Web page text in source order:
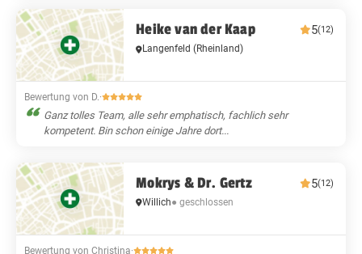
Heike van der Kaap 5(12)
Langenfeld (Rheinland)
Bewertung von D.·
Ganz tolles Team, alle sehr emphatisch, fachlich sehr
kompetent. Bin schon einige Jahre dort...
Mokrys & Dr. Gertz 5(12)
Willich● geschlossen
Bewertung von Christina·